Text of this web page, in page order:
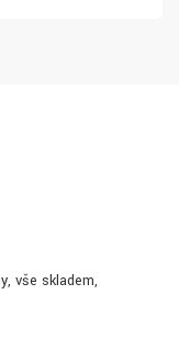
vše skladem,